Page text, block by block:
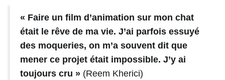
« Faire un film d’animation sur mon chat
était le rêve de ma vie. J’ai parfois essuyé
des moqueries, on m’a souvent dit que
mener ce projet était impossible. J’y ai
toujours cru » (Reem Kherici)